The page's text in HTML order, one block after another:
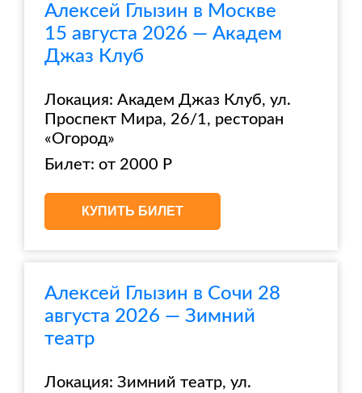
Алексей Глызин в Москве
15 августа 2026 — Академ
Джаз Клуб
Локация: Академ Джаз Клуб, ул.
Проспект Мира, 26/1, ресторан
«Огород»
Билет: от 2000 Р
КУПИТЬ БИЛЕТ
Алексей Глызин в Сочи 28
августа 2026 — Зимний
театр
Локация: Зимний театр, ул.